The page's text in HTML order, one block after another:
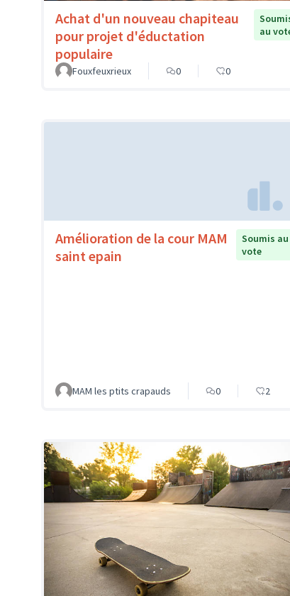
Achat d'un nouveau chapiteau
pour projet d'éductation
populaire
au
Fouxfeuxrieux 0 0
Amélioration de la cour MAM
saint epain
Soumis au
vote
MAM les ptits crapauds 0 2